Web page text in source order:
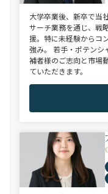
大学卒業後、新卒で当
サーチ業務を通じ、戦
援。特に未経験からコ
強み。 若手・ポテンシ
補者様のご志向と市場
ていただきます。